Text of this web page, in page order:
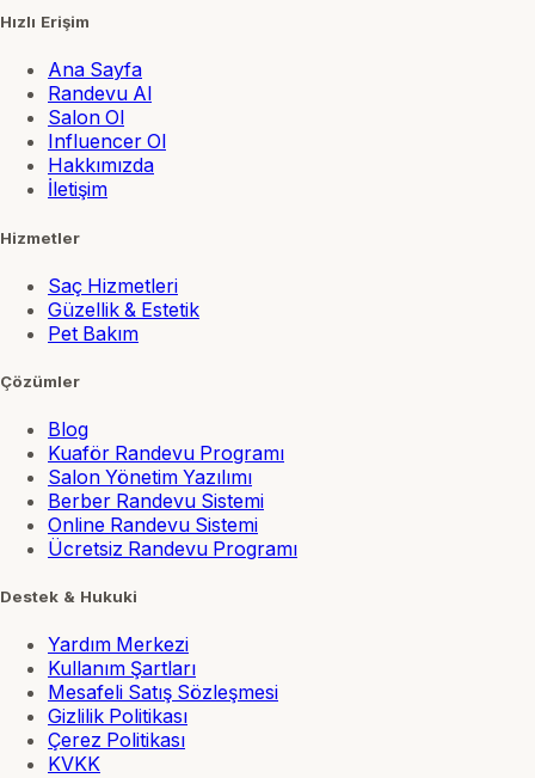
Hızlı Erişim
Ana Sayfa
Randevu Al
Salon Ol
Influencer Ol
Hakkımızda
İletişim
Hizmetler
Saç Hizmetleri
Güzellik & Estetik
Pet Bakım
Çözümler
Blog
Kuaför Randevu Programı
Salon Yönetim Yazılımı
Berber Randevu Sistemi
Online Randevu Sistemi
Ücretsiz Randevu Programı
Destek & Hukuki
Yardım Merkezi
Kullanım Şartları
Mesafeli Satış Sözleşmesi
Gizlilik Politikası
Çerez Politikası
KVKK